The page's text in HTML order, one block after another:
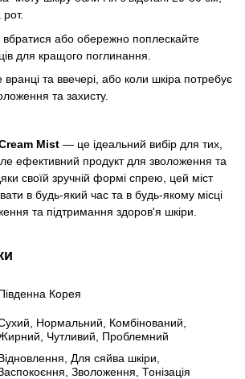
рот.
вбратися або обережно поплескайте
для кращого поглинання.
вранці та ввечері, або коли шкіра потребує
та захисту.
Mist — це ідеальний вибір для тих,
ефективний продукт для зволоження та
своїй зручній формі спрею, цей міст
в будь-який час та в будь-якому місці
та підтримання здоров'я шкіри.
Корея
Нормальний, Комбінований,
Чутливий, Проблемний
Для сяйва шкіри,
Зволоження, Тонізація